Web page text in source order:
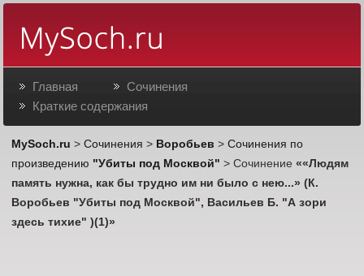
Главная
Сочинения
Краткие содержания
MySoch.ru >Сочинения > Воробьев >Сочинения по
произведению "Убиты под Москвой" > Сочинение««Людям
память нужна, как бы трудно им ни было с нею...» (К.
Воробьев "Убиты под Москвой", Васильев Б. "А зори
здесь тихие" )(1)»